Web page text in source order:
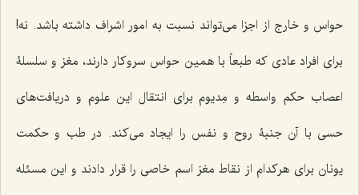
حواس و خارج از اجزا می‌تواند نسبت به امور اشراف داشته باشد. نه!
برای افراد عادی که طبعاً با همین حواس سروکار دارند، مغز و سلسلۀ
اعصاب حکم واسطه و مِدیوم برای انتقال این علوم و دریافت‌های
حسی با آن جنبۀ روح و نفس را ایجاد می‌کند. در طب و حکمت
یونان برای هرکدام از نقاط مغز اسم خاصی را قرار دادند و این مسئله